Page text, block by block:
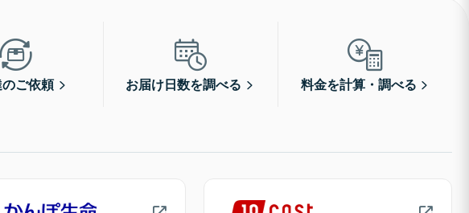
ご依頼 お届け日数を調べる 料金を計算・調べる